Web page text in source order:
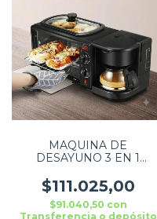
MAQUINA DE
DESAYUNO 3 EN 1
CAFETERA COLOR
NEGRA 220V 1250W
$111.025,00
$91.040,50 con
Transferencia o depósito